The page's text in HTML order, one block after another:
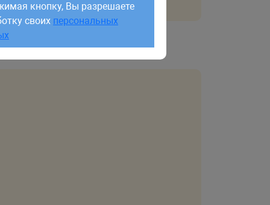
метода :
кнопку, Вы разрешаете
своих персональных